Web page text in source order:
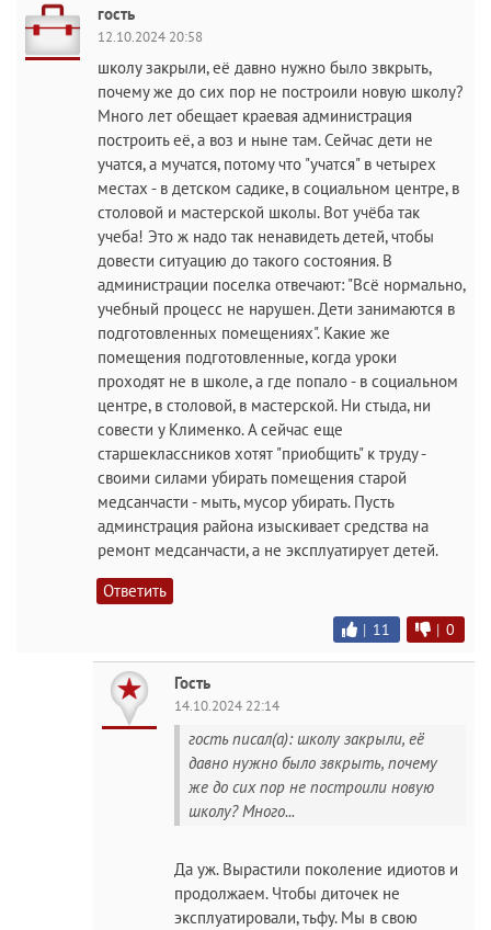
гость
12.10.2024 20:58
школу закрыли, её давно нужно было звкрыть,
почему же до сих пор не построили новую школу?
Много лет обещает краевая администрация
построить её, а воз и ныне там. Сейчас дети не
учатся, а мучатся, потому что "учатся" в четырех
местах - в детском садике, в социальном центре, в
столовой и мастерской школы. Вот учёба так
учеба! Это ж надо так ненавидеть детей, чтобы
довести ситуацию до такого состояния. В
администрации поселка отвечают: "Всё нормально,
учебный процесс не нарушен. Дети занимаются в
подготовленных помещениях". Какие же
помещения подготовленные, когда уроки
проходят не в школе, а где попало - в социальном
центре, в столовой, в мастерской. Ни стыда, ни
совести у Клименко. А сейчас еще
старшеклассников хотят "приобщить" к труду -
своими силами убирать помещения старой
медсанчасти - мыть, мусор убирать. Пусть
админстрация района изыскивает средства на
ремонт медсанчасти, а не эксплуатирует детей.
Ответить
| 11 | 0
Гость
14.10.2024 22:14
гость писал(а): школу закрыли, её
давно нужно было звкрыть, почему
же до сих пор не построили новую
школу? Много...
Да уж. Вырастили поколение идиотов и
продолжаем. Чтобы диточек не
эксплуатировали, тьфу. Мы в свою